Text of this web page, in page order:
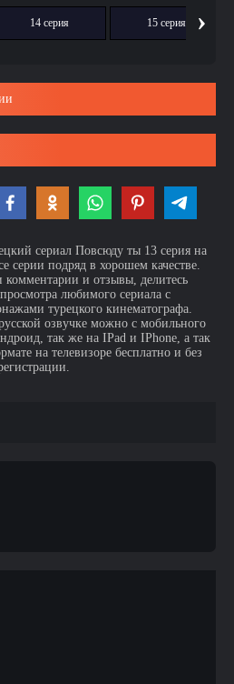
14 серия 15 серия ›
сериал Повсюду ты 13 серия на
серии подряд в хорошем качестве.
комментарии и отзывы, делитесь
любимого сериала с
турецкого кинематографа.
озвучке можно с мобильного
так же на IPad и IPhone, а так
на телевизоре бесплатно и без